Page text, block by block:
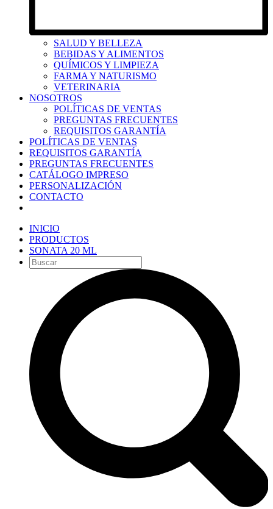
SALUD Y BELLEZA
BEBIDAS Y ALIMENTOS
QUÍMICOS Y LIMPIEZA
FARMA Y NATURISMO
VETERINARIA
NOSOTROS
POLÍTICAS DE VENTAS
PREGUNTAS FRECUENTES
REQUISITOS GARANTÍA
POLÍTICAS DE VENTAS
REQUISITOS GARANTÍA
PREGUNTAS FRECUENTES
CATÁLOGO IMPRESO
PERSONALIZACIÓN
CONTACTO
INICIO
PRODUCTOS
SONATA 20 ML